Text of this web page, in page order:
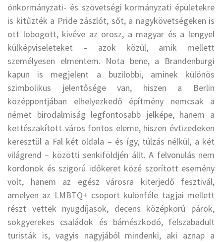
önkormányzati- és szövetségi kormányzati épületekre
is kitűzték a Pride zászlót, sőt, a nagykövetségeken is
ott lobogott, kivéve az orosz, a magyar és a lengyel
külképviseleteket – azok közül, amik mellett
személyesen elmentem. Nota bene, a Brandenburgi
kapun is megjelent a buzilobbi, aminek különös
szimbolikus jelentősége van, hiszen a Berlin
középpontjában elhelyezkedő építmény nemcsak a
német birodalmiság legfontosabb jelképe, hanem a
kettészakított város fontos eleme, hiszen évtizedeken
keresztül a Fal két oldala – és így, túlzás nélkül, a két
világrend – közötti senkiföldjén állt. A felvonulás nem
kordonok és szigorú időkeret közé szorított esemény
volt, hanem az egész városra kiterjedő fesztivál,
amelyen az LMBTQ+ csoport különféle tagjai mellett
részt vettek nyugdíjasok, decens középkorú párok,
sokgyerekes családok és bámészkodó, felszabadult
turisták is, vagyis nagyjából mindenki, aki aznap a